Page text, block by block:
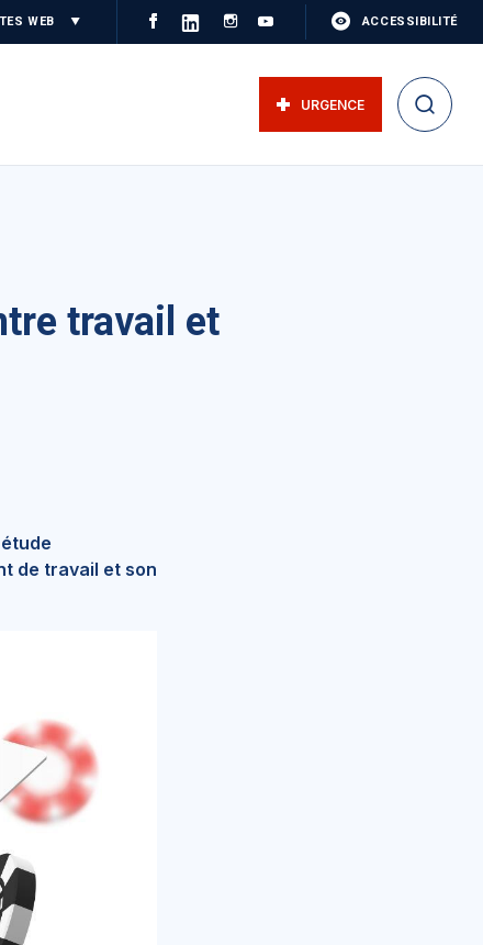
WEB ACCESSIBILITÉ
URGENCE
travail et
de travail et son